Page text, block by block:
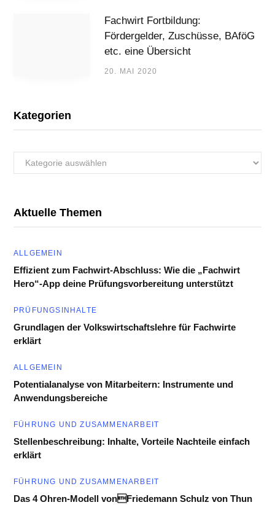
Fachwirt Fortbildung:
Fördergelder, Zuschüsse, BAföG
etc. eine Übersicht
20. MAI 2020
Kategorien
Kategorien
Aktuelle Themen
ALLGEMEIN
Effizient zum Fachwirt-Abschluss: Wie die „Fachwirt
Hero“-App deine Prüfungsvorbereitung unterstützt
PRÜFUNGSINHALTE
Grundlagen der Volkswirtschaftslehre für Fachwirte
erklärt
ALLGEMEIN
Potentialanalyse von Mitarbeitern: Instrumente und
Anwendungsbereiche
FÜHRUNG UND ZUSAMMENARBEIT
Stellenbeschreibung: Inhalte, Vorteile Nachteile einfach
erklärt
FÜHRUNG UND ZUSAMMENARBEIT
Das 4 Ohren-Modell vonFriedemann Schulz von Thun